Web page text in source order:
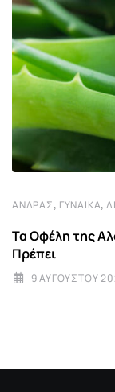
ΆΝΔΡΑΣ, ΓΥΝΑΊΚΑ,
Τα Οφέλη της
Πρέπει
9 ΑΥΓΟΎΣΤΟΥ